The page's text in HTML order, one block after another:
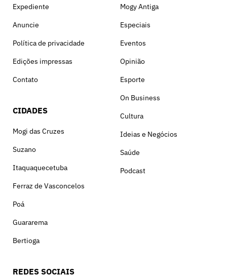
Expediente
Anuncie
Política de privacidade
Edições impressas
Contato
CIDADES
Mogi das Cruzes
Suzano
Itaquaquecetuba
Ferraz de Vasconcelos
Poá
Guararema
Bertioga
Mogy Antiga
Especiais
Eventos
Opinião
Esporte
On Business
Cultura
Ideias e Negócios
Saúde
Podcast
REDES SOCIAIS